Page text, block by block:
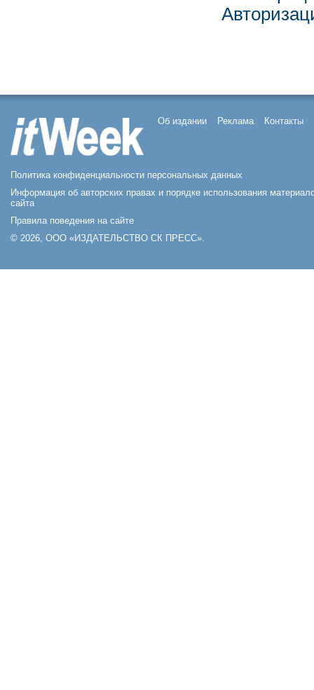
Об издании Реклама Контакты
Политика конфиденциальности персональных данных
Информация об авторских правах и порядке использования
сайта
Правила поведения на сайте
© 2026, ООО «ИЗДАТЕЛЬСТВО СК ПРЕСС».